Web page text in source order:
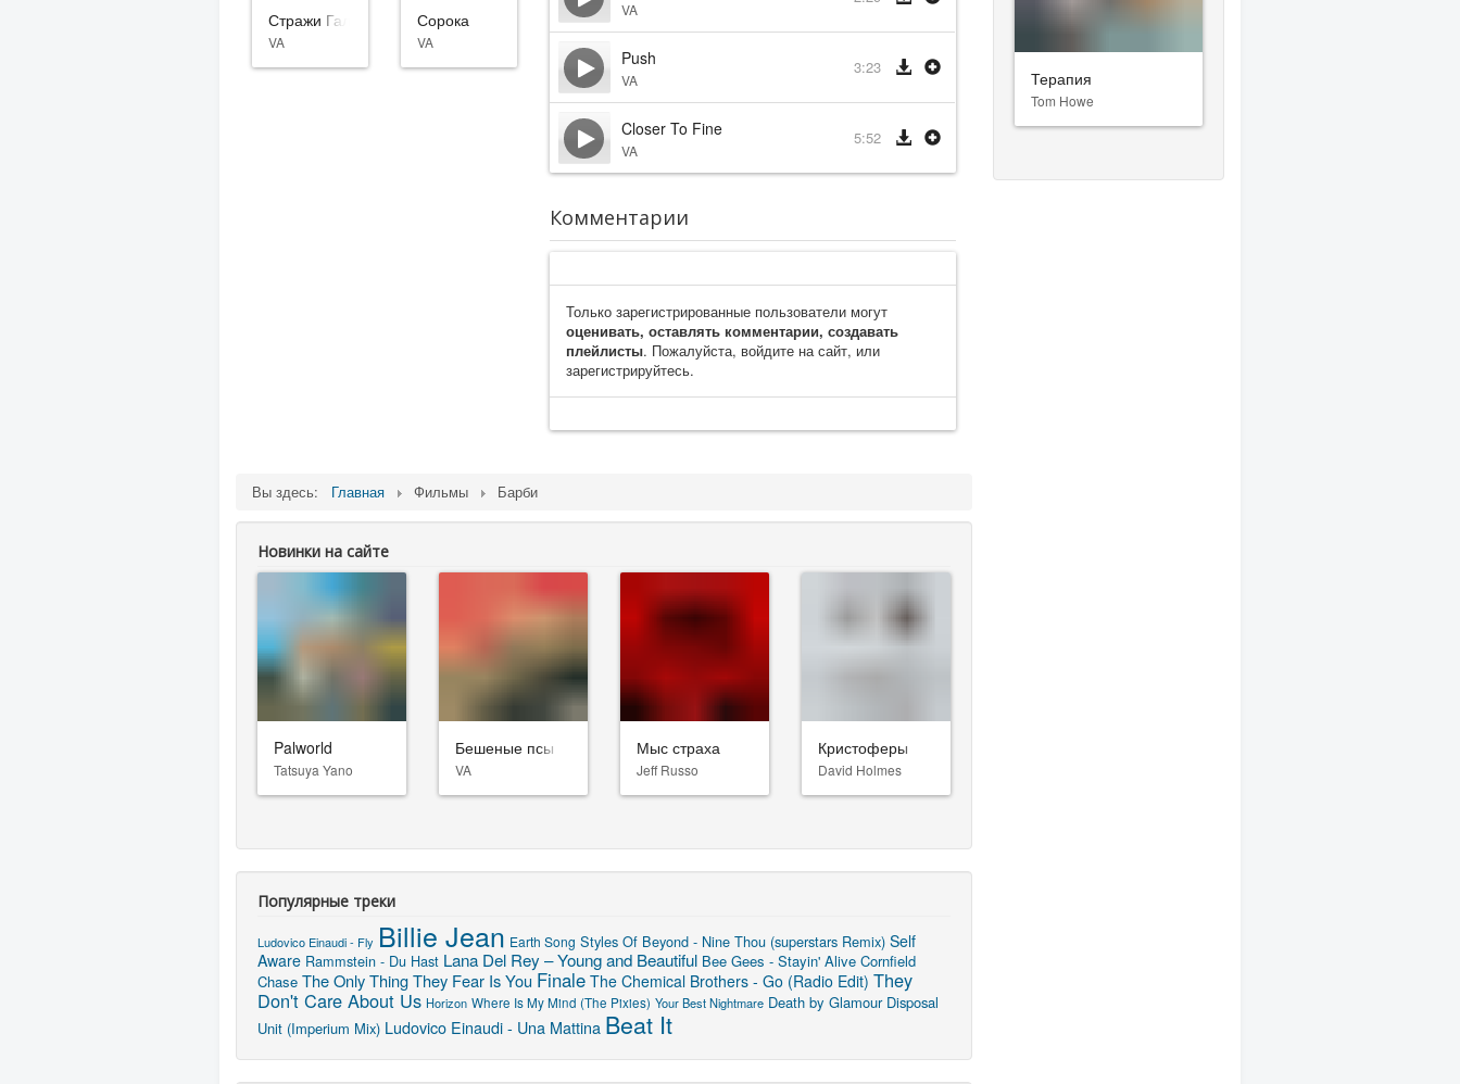
Стражи Галактики. Часть 3
VA
Сорока
VA
VA
Push
VA
3:23
Closer To Fine
VA
5:52
Комментарии
Только зарегистрированные пользователи могут
оценивать, оставлять комментарии, создавать
плейлисты. Пожалуйста, войдите на сайт, или
зарегистрируйтесь.
Вы здесь: Главная Фильмы Барби
Новинки на сайте
Palworld
Tatsuya Yano
Бешеные псы
VA
Мыс страха
Jeff Russo
Кристоферы
David Holmes
Популярные треки
Ludovico Einaudi - Fly Billie Jean Earth Song Styles Of Beyond - Nine Thou (superstars Remix) Self
Aware Rammstein - Du Hast Lana Del Rey – Young and Beautiful Bee Gees - Stayin' Alive Cornfield
Chase The Only Thing They Fear Is You Finale The Chemical Brothers - Go (Radio Edit) They
Don't Care About Us Horizon Where Is My Mind (The Pixies) Your Best Nightmare Death by Glamour Disposal
Unit (Imperium Mix) Ludovico Einaudi - Una Mattina Beat It
Терапия
Tom Howe